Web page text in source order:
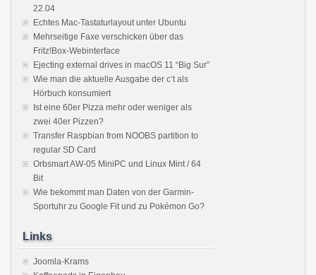
22.04
Echtes Mac-Tastaturlayout unter Ubuntu
Mehrseitige Faxe verschicken über das
Fritz!Box-Webinterface
Ejecting external drives in macOS 11 “Big Sur”
Wie man die aktuelle Ausgabe der c’t als
Hörbuch konsumiert
Ist eine 60er Pizza mehr oder weniger als
zwei 40er Pizzen?
Transfer Raspbian from NOOBS partition to
regular SD Card
Orbsmart AW-05 MiniPC und Linux Mint / 64
Bit
Wie bekommt man Daten von der Garmin-
Sportuhr zu Google Fit und zu Pokémon Go?
Links
Joomla-Krams